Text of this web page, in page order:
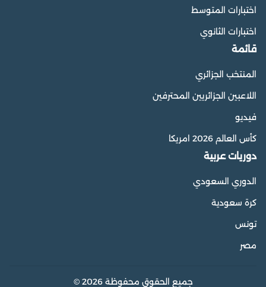
اختبارات المتوسط
اختبارات الثانوي
قائمة
المنتخب الجزائري
اللاعبين الجزائريين المحترفين
فيديو
كأس العالم 2026 امريكا
دوريات عربية
الدوري السعودي
كرة سعودية
تونس
مصر
جميع الحقوق محفوظة 2026 ©